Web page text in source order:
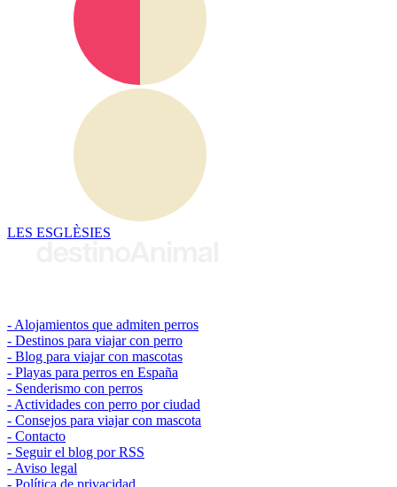
LES ESGLÈSIES
Alojamientos que admiten perros
Destinos para viajar con perro
Blog para viajar con mascotas
Playas para perros en España
Senderismo con perros
Actividades con perro por ciudad
Consejos para viajar con mascota
Contacto
Seguir el blog por RSS
Aviso legal
Política de privacidad